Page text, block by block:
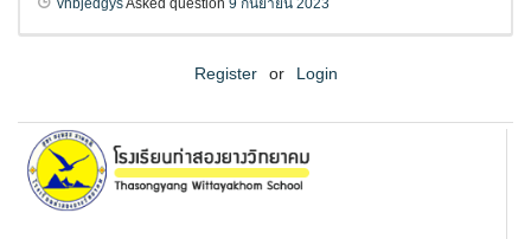
vhbjedgysAsked question 9 กันยายน 2023
Register or Login